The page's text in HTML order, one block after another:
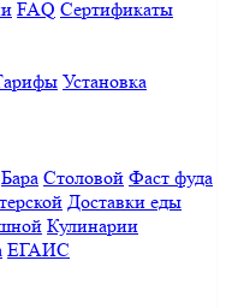
FAQ Сертификаты
Установка
Бара Столовой Фаст фуда
Доставки еды
Кулинарии
ЕГАИС